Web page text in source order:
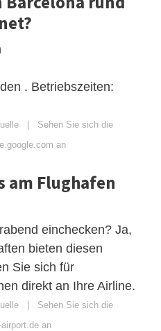
. Betriebszeiten:
| Sehen Sie sich die
an
am Flughafen
einchecken? Ja,
bieten diesen
Sie sich für
direkt an Ihre Airline.
| Sehen Sie sich die
an